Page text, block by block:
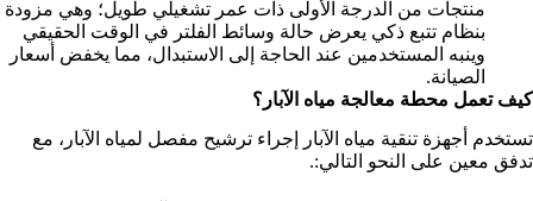
منتجات من الدرجة الأولى ذات عمر تشغيلي طويل؛ وهي مزودة
بنظام تتبع ذكي يعرض حالة وسائط الفلتر في الوقت الحقيقي
وينبه المستخدمين عند الحاجة إلى الاستبدال، مما يخفض أسعار
الصيانة.
كيف تعمل محطة معالجة مياه الآبار؟
تستخدم أجهزة تنقية مياه الآبار إجراء ترشيح مفصل لمياه الآبار، مع
تدفق معين على النحو التالي:.